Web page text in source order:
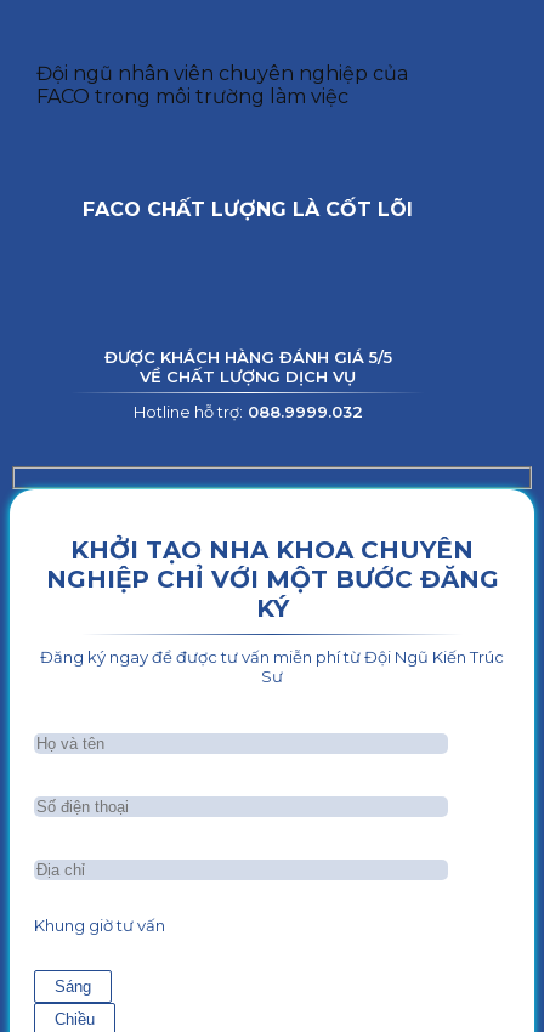
Đội ngũ nhân viên chuyên nghiệp của
FACO trong môi trường làm việc
FACO CHẤT LƯỢNG LÀ CỐT LÕI
ĐƯỢC KHÁCH HÀNG ĐÁNH GIÁ 5/5
VỀ CHẤT LƯỢNG DỊCH VỤ
Hotline hỗ trợ: 088.9999.032
KHỞI TẠO NHA KHOA CHUYÊN
NGHIỆP CHỈ VỚI MỘT BƯỚC ĐĂNG
KÝ
Đăng ký ngay để được tư vấn miễn phí từ Đội Ngũ Kiến Trúc
Sư
Khung giờ tư vấn
Sáng
Chiều